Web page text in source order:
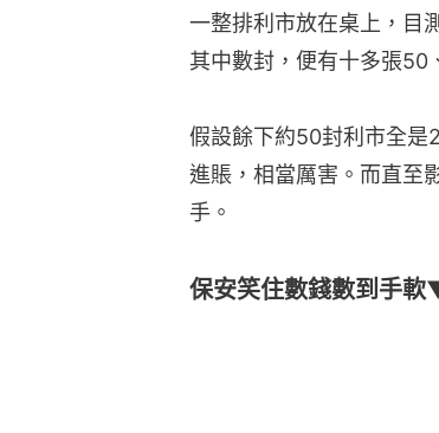
一整排利市放在桌上，目
其中數封，便有十多張50
假設餘下約50封利市全
進賬，相當厲害。而直至
手。
保安笑住數錢數到手